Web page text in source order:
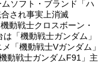
ソフト・ブランド「ハ
され事実上消滅
動戦士クロスボーン・
「機動戦士ガンダム」
「機動戦士Vガンダム」
動戦士ガンダムF91」主